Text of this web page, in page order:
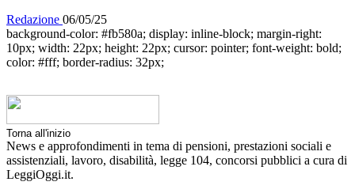
Redazione 06/05/25
background-color: #fb580a; display: inline-block; margin-right:
10px; width: 22px; height: 22px; cursor: pointer; font-weight: bold;
color: #fff; border-radius: 32px;
Torna all'inizio
News e approfondimenti in tema di pensioni, prestazioni sociali e
assistenziali, lavoro, disabilità, legge 104, concorsi pubblici a cura di
LeggiOggi.it.